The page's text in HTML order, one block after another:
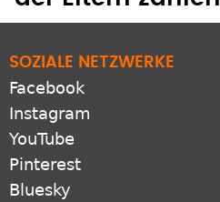
SOZIALE NETZWERKE
Facebook
Instagram
YouTube
Pinterest
Bluesky